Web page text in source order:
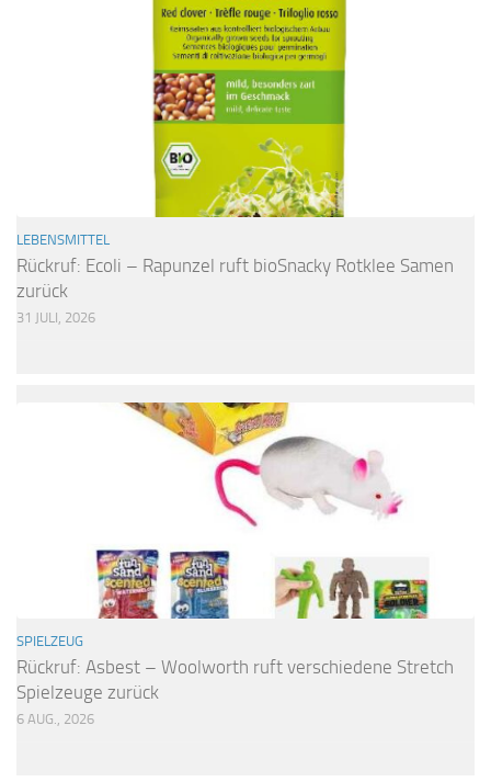
LEBENSMITTEL
Rückruf: Ecoli – Rapunzel ruft bioSnacky Rotklee Samen
zurück
31 JULI, 2026
SPIELZEUG
Rückruf: Asbest – Woolworth ruft verschiedene Stretch
Spielzeuge zurück
6 AUG., 2026